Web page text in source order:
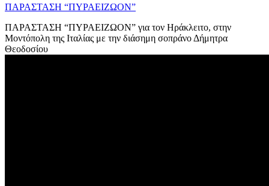
ΠΑΡΑΣΤΑΣΗ “ΠΥΡΑΕΙΖΩΟΝ”
ΠΑΡΑΣΤΑΣΗ “ΠΥΡΑΕΙΖΩΟΝ” για τον Ηράκλειτο, στην
Μοντόπολη της Ιταλίας με την διάσημη σοπράνο Δήμητρα
Θεοδοσίου